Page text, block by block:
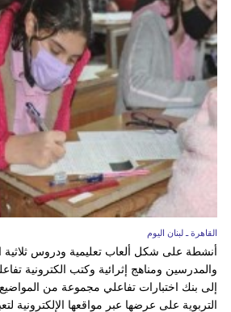
القاهرة ـ لبنان اليوم
أنشطة على شكل ألعاب تعليمية ودروس ثلاثية
والمدرسين ومناهج إثرائية وكتب الكترونية
إلى بنك اختبارات تفاعلي مجموعة من
التربوية على عرضها عبر مواقعها الإلكترونية